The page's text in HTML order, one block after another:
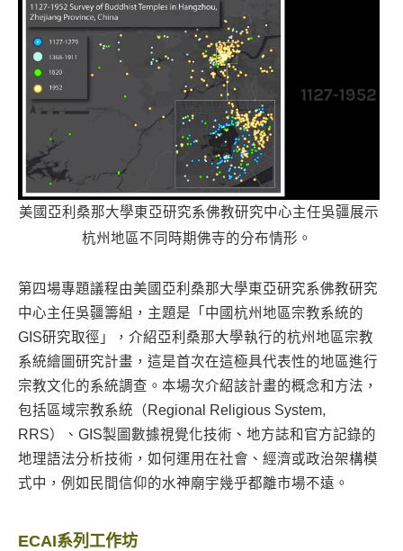
美國亞利桑那大學東亞研究系佛教研究中心主任吳疆展示
杭州地區不同時期佛寺的分布情形。
第四場專題議程由美國亞利桑那大學東亞研究系佛教研究
中心主任吳疆籌組，主題是「中國杭州地區宗教系統的
GIS研究取徑」，介紹亞利桑那大學執行的杭州地區宗教
系統繪圖研究計畫，這是首次在這極具代表性的地區進行
宗教文化的系統調查。本場次介紹該計畫的概念和方法，
包括區域宗教系統（Regional Religious System,
RRS）、GIS製圖數據視覺化技術、地方誌和官方記錄的
地理語法分析技術，如何運用在社會、經濟或政治架構模
式中，例如民間信仰的水神廟宇幾乎都離市場不遠。
ECAI系列工作坊